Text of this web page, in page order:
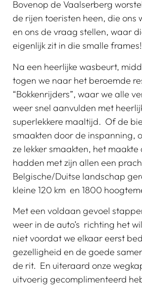
Bovenop de Vaalserberg
de rijen toeristen heen, die ons
en ons de vraag stellen, waar
eigenlijk zit in die smalle frames!
Na een heerlijke wasbeurt,
togen we naar het beroemde
“Bokkenrijders”, waar we alle
weer snel aanvulden met
superlekkere maaltijd. Of de
smaakten door de inspanning,
ze lekker smaakten, het maakte
hadden met zijn allen een
Belgische/Duitse landschap
kleine 120 km en 1800
Met een voldaan gevoel
weer in de auto’s richting het
niet voordat we elkaar eerst
gezelligheid en de goede
de rit. En uiteraard onze
uitvoerig gecomplimenteerd